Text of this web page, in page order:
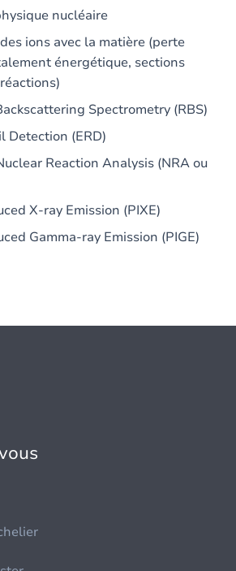
nucléaire
ions avec la matière (perte
énergétique, sections
Spectrometry (RBS)
Detection (ERD)
Reaction Analysis (NRA ou
X-ray Emission (PIXE)
Gamma-ray Emission (PIGE)